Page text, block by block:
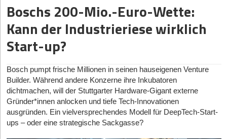
2. Prepd Pack - nicht einfach nur eine Lunchbox
Boschs 200-Mio.-Euro-Wette:
Kann der Industrieriese wirklich
Start-up?
Bosch pumpt frische Millionen in seinen hauseigenen Venture
Builder. Während andere Konzerne ihre Inkubatoren
dichtmachen, will der Stuttgarter Hardware-Gigant externe
Gründer*innen anlocken und tiefe Tech-Innovationen
ausgründen. Ein vielversprechendes Modell für DeepTech-Start-
ups – oder eine strategische Sackgasse?